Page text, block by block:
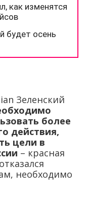
Зеленский
более
действия,
цели в
– красная
необходимо